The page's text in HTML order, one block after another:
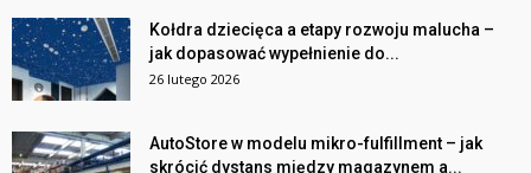
Kołdra dziecięca a etapy rozwoju malucha –
jak dopasować wypełnienie do...
26 lutego 2026
AutoStore w modelu mikro-fulfillment – jak
skrócić dystans między magazynem a...